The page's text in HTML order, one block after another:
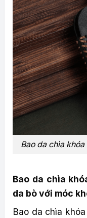
Bao da chìa
Bao da chìa
da bò với móc
Bao da chìa